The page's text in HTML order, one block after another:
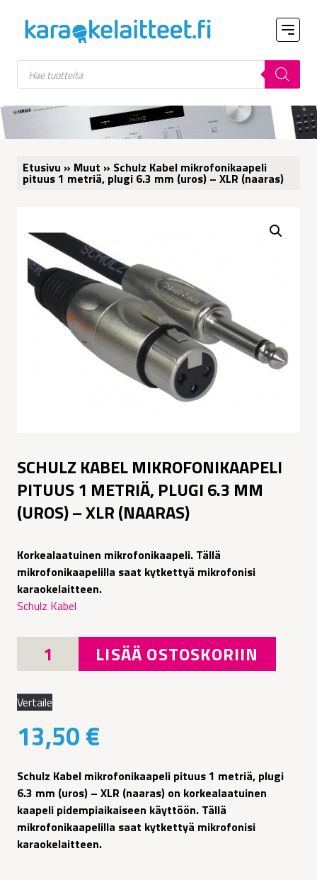
Products
search
Etusivu » Muut » Schulz Kabel mikrofonikaapeli
pituus 1 metriä, plugi 6.3 mm (uros) – XLR (naaras)
SCHULZ KABEL MIKROFONIKAAPELI
PITUUS 1 METRIÄ, PLUGI 6.3 MM
(UROS) – XLR (NAARAS)
Korkealaatuinen mikrofonikaapeli. Tällä
mikrofonikaapelilla saat kytkettyä mikrofonisi
karaokelaitteen.
Schulz Kabel
pituus
1
metriä,
plugi
mm
(uros)
–
XLR
(naaras)
LISÄÄ OSTOSKORIIN
Vertaile
13,50€
Schulz Kabel mikrofonikaapeli pituus 1 metriä, plugi
6.3 mm (uros) – XLR (naaras) on korkealaatuinen
kaapeli pidempiaikaiseen käyttöön. Tällä
mikrofonikaapelilla saat kytkettyä mikrofonisi
karaokelaitteen.